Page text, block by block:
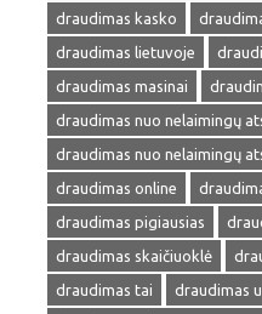
draudimas kasko
draudimas lietuvoje
draudimas masinai
draudimas nuo nelaimingų
draudimas nuo nelaimingų
draudimas online
draudimas pigiausias
draudimas skaičiuoklė
draudimas tai
draudimas